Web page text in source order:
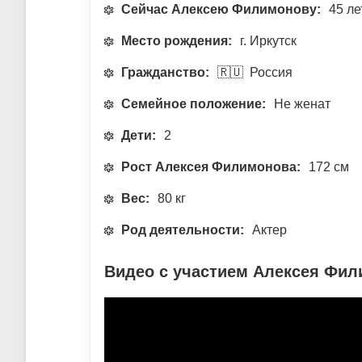
Сейчас Алексею Филимонову: 45
Место рождения: г. Иркутск
Гражданство: 🇷🇺 Россия
Семейное положение: Не женат
Дети: 2
Рост Алексея Филимонова: 172 см
Вес: 80 кг
Род деятельности: Актер
Видео с участием Алексея